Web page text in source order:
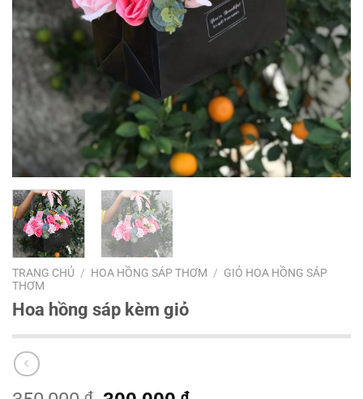
TRANG CHỦ / HOA HỒNG SÁP THƠM / GIỎ HOA HỒNG SÁP
THƠM
Hoa hồng sáp kèm giỏ